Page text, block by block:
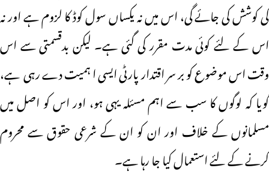
کی کوشش کی جائے گی، اس میں نہ یکساں سول کوڈ کا لزوم ہے اور نہ
اس کے لئے کوئی مدت مقرر کی گئی ہے۔ لیکن بدقسمتی سے اس
وقت اس موضوع کو بر سر اقتدار پارٹی ایسی ا ہمیت دے رہی ہے،
گویا کہ لوگوں کا سب سے اہم مسئلہ یہی ہو، اور اس کو اصل میں
مسلمانوں کے خلاف اور ان کو ان کے شرعی حقوق سے محروم
کرنے کے لئے استعمال کیا جا رہا ہے۔